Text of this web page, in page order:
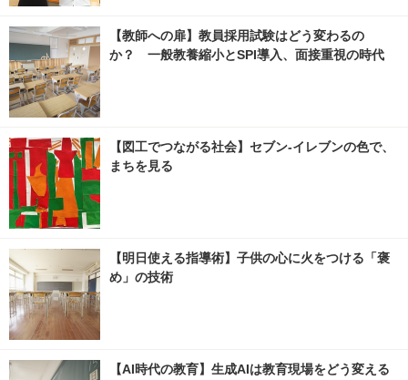
【教師への扉】教員採用試験はどう変わるの
か？ 一般教養縮小とSPI導入、面接重視の時代
【図工でつながる社会】セブン‐イレブンの色で、
まちを見る
【明日使える指導術】子供の心に火をつける「褒
め」の技術
【AI時代の教育】生成AIは教育現場をどう変える